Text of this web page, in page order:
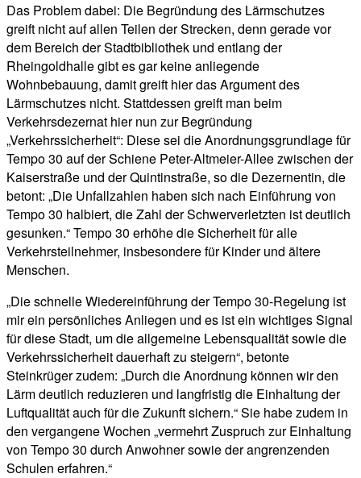
Das Problem dabei: Die Begründung des Lärmschutzes
greift nicht auf allen Teilen der Strecken, denn gerade vor
dem Bereich der Stadtbibliothek und entlang der
Rheingoldhalle gibt es gar keine anliegende
Wohnbebauung, damit greift hier das Argument des
Lärmschutzes nicht. Stattdessen greift man beim
Verkehrsdezernat hier nun zur Begründung
„Verkehrssicherheit“: Diese sei die Anordnungsgrundlage für
Tempo 30 auf der Schiene Peter-Altmeier-Allee zwischen der
Kaiserstraße und der Quintinstraße, so die Dezernentin, die
betont: „Die Unfallzahlen haben sich nach Einführung von
Tempo 30 halbiert, die Zahl der Schwerverletzten ist deutlich
gesunken.“ Tempo 30 erhöhe die Sicherheit für alle
Verkehrsteilnehmer, insbesondere für Kinder und ältere
Menschen.
„Die schnelle Wiedereinführung der Tempo 30-Regelung ist
mir ein persönliches Anliegen und es ist ein wichtiges Signal
für diese Stadt, um die allgemeine Lebensqualität sowie die
Verkehrssicherheit dauerhaft zu steigern“, betonte
Steinkrüger zudem: „Durch die Anordnung können wir den
Lärm deutlich reduzieren und langfristig die Einhaltung der
Luftqualität auch für die Zukunft sichern.“ Sie habe zudem in
den vergangene Wochen „vermehrt Zuspruch zur Einhaltung
von Tempo 30 durch Anwohner sowie der angrenzenden
Schulen erfahren.“